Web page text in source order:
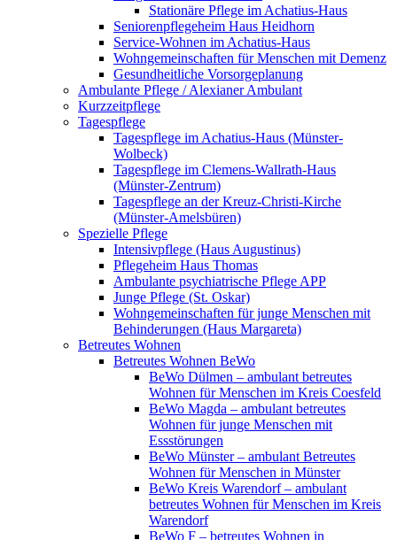
Stationäre Pflege im Achatius-Haus
Seniorenpflegeheim Haus Heidhorn
Service-Wohnen im Achatius-Haus
Wohngemeinschaften für Menschen mit Demenz
Gesundheitliche Vorsorgeplanung
Ambulante Pflege / Alexianer Ambulant
Kurzzeitpflege
Tagespflege
Tagespflege im Achatius-Haus (Münster-
Wolbeck)
Tagespflege im Clemens-Wallrath-Haus
(Münster-Zentrum)
Tagespflege an der Kreuz-Christi-Kirche
(Münster-Amelsbüren)
Spezielle Pflege
Intensivpflege (Haus Augustinus)
Pflegeheim Haus Thomas
Ambulante psychiatrische Pflege APP
Junge Pflege (St. Oskar)
Wohngemeinschaften für junge Menschen mit
Behinderungen (Haus Margareta)
Betreutes Wohnen
Betreutes Wohnen BeWo
BeWo Dülmen – ambulant betreutes
Wohnen für Menschen im Kreis Coesfeld
BeWo Magda – ambulant betreutes
Wohnen für junge Menschen mit
Essstörungen
BeWo Münster – ambulant Betreutes
Wohnen für Menschen in Münster
BeWo Kreis Warendorf – ambulant
betreutes Wohnen für Menschen im Kreis
Warendorf
BeWo F – betreutes Wohnen in